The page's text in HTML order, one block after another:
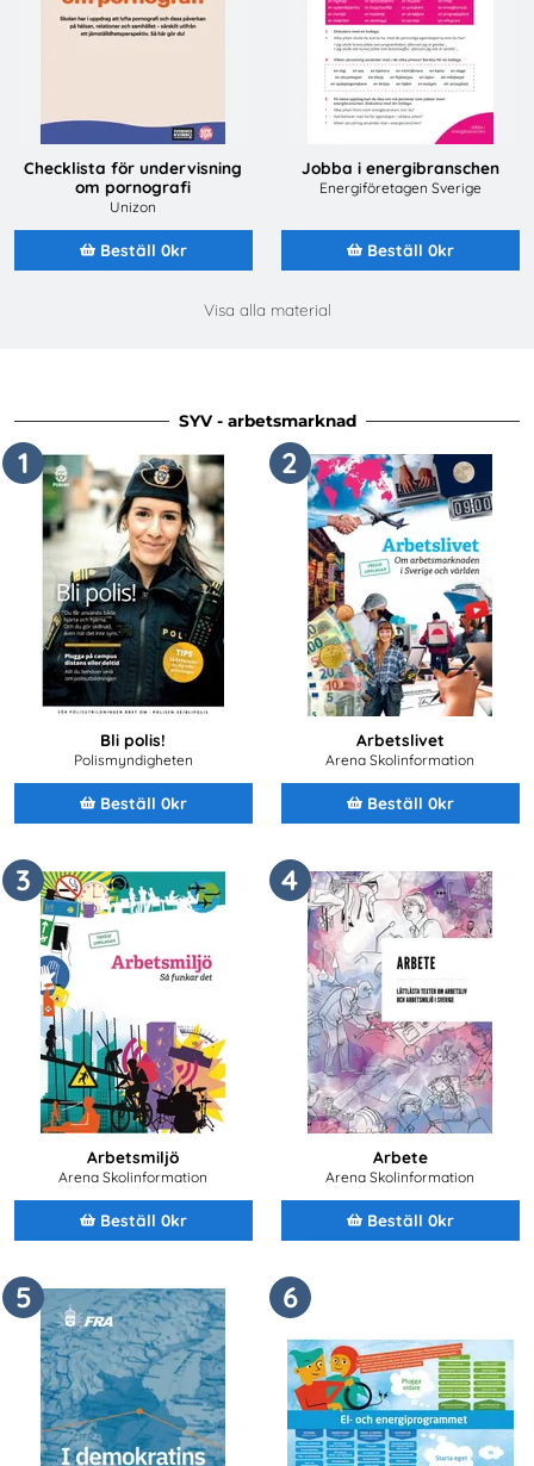
Checklista för undervisning
om pornografi
Unizon
Beställ 0kr
Jobba i energibranschen
Energiföretagen Sverige
Beställ 0kr
Visa alla material
SYV - arbetsmarknad
1
Bli polis!
Polismyndigheten
Beställ 0kr
2
Arbetslivet
Arena Skolinformation
Beställ 0kr
3
Arbetsmiljö
Arena Skolinformation
Beställ 0kr
4
Arbete
Arena Skolinformation
Beställ 0kr
5 6